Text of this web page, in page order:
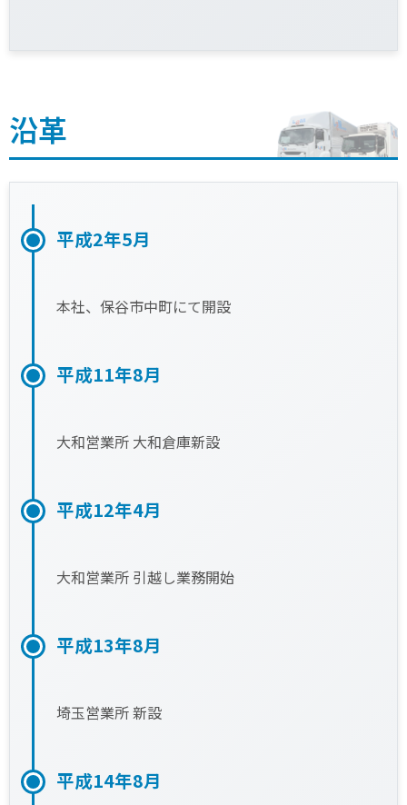
沿革
平成2年5月
本社、保谷市中町にて開設
平成11年8月
大和営業所 大和倉庫新設
平成12年4月
大和営業所 引越し業務開始
平成13年8月
埼玉営業所 新設
平成14年8月